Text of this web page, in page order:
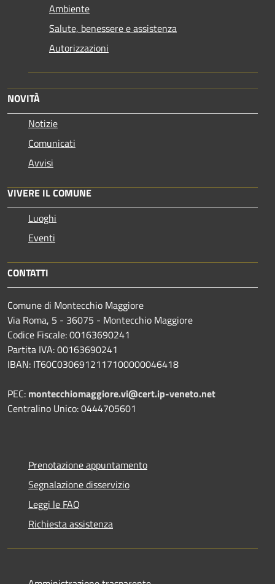
Ambiente
Salute, benessere e assistenza
Autorizzazioni
NOVITÀ
Notizie
Comunicati
Avvisi
VIVERE IL COMUNE
Luoghi
Eventi
CONTATTI
Comune di Montecchio Maggiore
Via Roma, 5 - 36075 - Montecchio Maggiore
Codice Fiscale: 00163690241
Partita IVA: 00163690241
IBAN: IT60C0306912117100000046418
PEC: montecchiomaggiore.vi@cert.ip-veneto.net
Centralino Unico: 0444705601
Prenotazione appuntamento
Segnalazione disservizio
Leggi le FAQ
Richiesta assistenza